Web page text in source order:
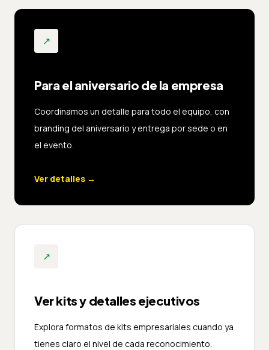
↗
Para el aniversario de la empresa
Coordinamos un detalle para todo el equipo, con
branding del aniversario y entrega por sede o en
el evento.
Ver detalles →
↗
Ver kits y detalles ejecutivos
Explora formatos de kits empresariales cuando ya
tienes claro el nivel de cada reconocimiento.